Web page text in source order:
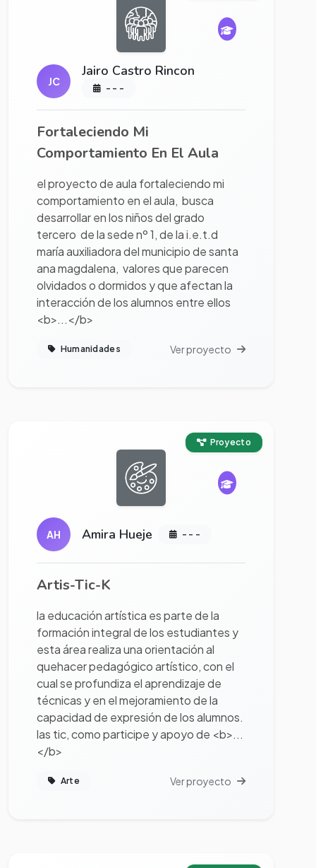
JC
Jairo Castro Rincon
- - -
Fortaleciendo Mi
Comportamiento En El Aula
el proyecto de aula fortaleciendo mi
comportamiento en el aula, busca
desarrollar en los niños del grado
tercero de la sede nº 1, de la i.e.t.d
maría auxiliadora del municipio de santa
ana magdalena, valores que parecen
olvidados o dormidos y que afectan la
interacción de los alumnos entre ellos
<b>...</b>
Humanidades Ver proyecto
Proyecto
AH Amira Hueje - - -
Artis-Tic-K
la educación artística es parte de la
formación integral de los estudiantes y
esta área realiza una orientación al
quehacer pedagógico artístico, con el
cual se profundiza el aprendizaje de
técnicas y en el mejoramiento de la
capacidad de expresión de los alumnos.
las tic, como participe y apoyo de <b>...
</b>
Arte Ver proyecto